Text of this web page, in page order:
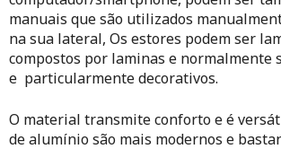
manuais que são utilizados
na sua lateral, Os estores podem ser
compostos por laminas e normalmente
e particularmente decorativos.
O material transmite conforto e é
de alumínio são mais modernos e